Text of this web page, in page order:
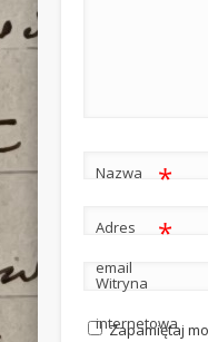
Nazwa *
Adres
email
*
Witryna
internetowa
Zapamiętaj